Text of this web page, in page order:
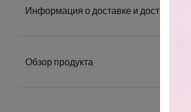
Информация о доставке и доставке
Обзор продукта